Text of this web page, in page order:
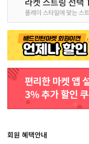
회원 혜택안내